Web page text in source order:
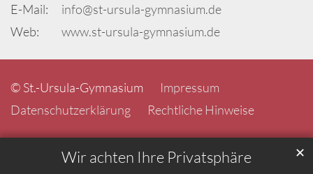
Wir achten Ihre Privatsphäre ✕
E-Mail:
info@st-ursula-gymnasium.de
Web:
www.st-ursula-gymnasium.de
© St.-Ursula-Gymnasium
Impressum
Datenschutzerklärung
Rechtliche Hinweise